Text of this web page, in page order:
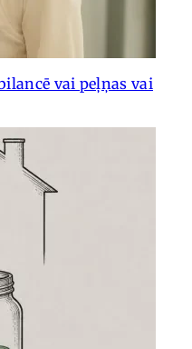
vai peļņas vai